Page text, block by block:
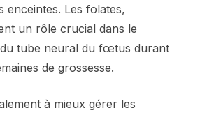
enceintes. Les folates,
un rôle crucial dans le
tube neural du fœtus durant
de grossesse.
à mieux gérer les